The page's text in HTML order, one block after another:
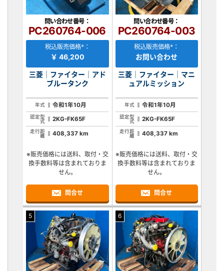
問い合わせ番号：
PC260764-006
税込販売価格*：
￥ 46,200
三菱｜ファイター｜アド
ブルータンク
年式 令和1年10月
認定型
式
2KG-FK65F
走行距
離
408,337 km
※販売価格には送料、取付・交
換手数料等は含まれておりま
せん。
問合せ
問い合わせ番号：
PC260764-003
税込販売価格*：
お問い合わせ
三菱｜ファイター｜マニ
ュアルミッション
年式 令和1年10月
認定型
式
2KG-FK65F
走行距
離
408,337 km
※販売価格には送料、取付・交
換手数料等は含まれておりま
せん。
問合せ
5 6